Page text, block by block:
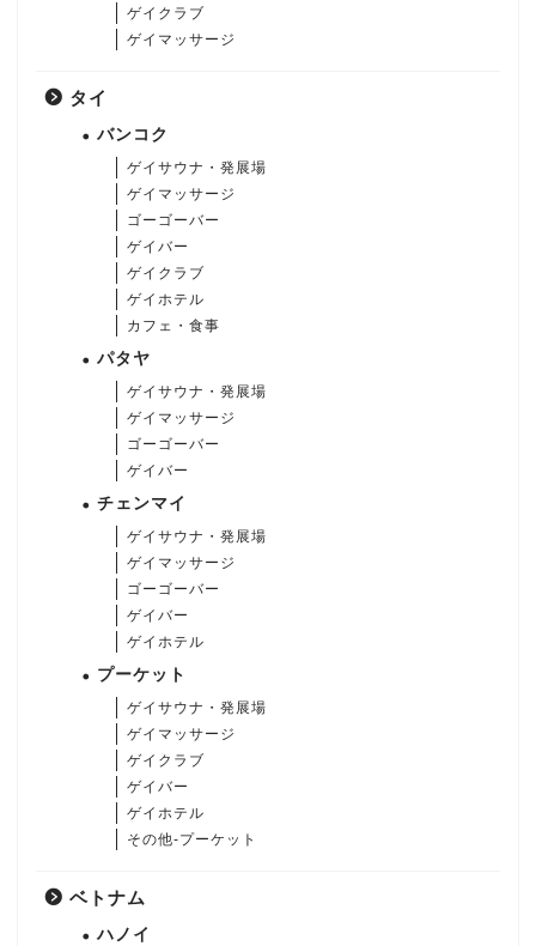
ゲイクラブ
ゲイマッサージ
タイ
バンコク
ゲイサウナ・発展場
ゲイマッサージ
ゴーゴーバー
ゲイバー
ゲイクラブ
ゲイホテル
カフェ・食事
パタヤ
ゲイサウナ・発展場
ゲイマッサージ
ゴーゴーバー
ゲイバー
チェンマイ
ゲイサウナ・発展場
ゲイマッサージ
ゴーゴーバー
ゲイバー
ゲイホテル
プーケット
ゲイサウナ・発展場
ゲイマッサージ
ゲイクラブ
ゲイバー
ゲイホテル
その他-プーケット
ベトナム
ハノイ